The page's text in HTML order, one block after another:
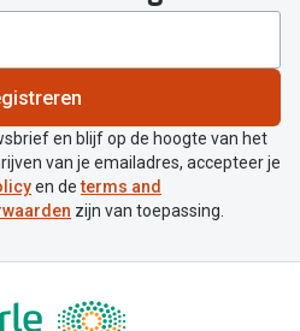
en blijf op de hoogte van het
van je emailadres, accepteer je
en determs and
zijn van toepassing.